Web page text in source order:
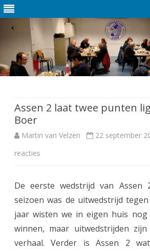
de
inhoud
Assen 2 laat twee punten
Boer
Martin van Velzen 22 september
reacties
A
s
e
De eerste wedstrijd van Assen
seizoen was de uitwedstrijd
jaar wisten we in eigen huis
winnen, maar uitwedstrijden
verhaal. Verder is Assen 2